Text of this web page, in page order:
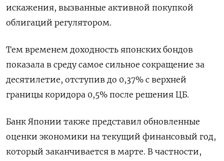
искажения, вызванные активной покупкой
облигаций регулятором.
Тем временем доходность японских бондов
показала в среду самое сильное сокращение за
десятилетие, отступив до 0,37% с верхней
границы коридора 0,5% после решения ЦБ.
Банк Японии также представил обновленные
оценки экономики на текущий финансовый год,
который заканчивается в марте. В частности,